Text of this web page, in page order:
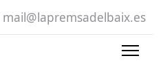
mail@lapremsadelbaix.es